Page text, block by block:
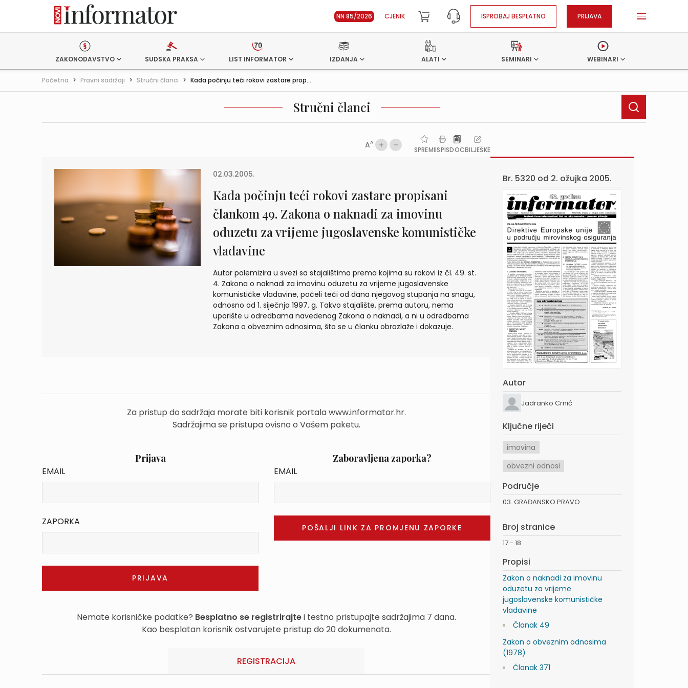
NN 85/2026 CJENIK ISPROBAJ BESPLATNO PRIJAVA
ZAKONODAVSTVO SUDSKA PRAKSA LIST INFORMATOR IZDANJA ALATI SEMINARI WEBINARI
Početna > Pravni sadržaji > Stručni članci > Kada počinju teći rokovi zastare prop...
Stručni članci
AA
SPREMIISPISDOCBILJEŠKE
02.03.2005.
Kada počinju teći rokovi zastare propisani
člankom 49. Zakona o naknadi za imovinu
oduzetu za vrijeme jugoslavenske komunističke
vladavine
Autor polemizira u svezi sa stajalištima prema kojima su rokovi iz čl. 49. st.
4. Zakona o naknadi za imovinu oduzetu za vrijeme jugoslavenske
komunističke vladavine, počeli teči od dana njegovog stupanja na snagu,
odnosno od 1. siječnja 1997. g. Takvo stajalište, prema autoru, nema
uporište u odredbama navedenog Zakona o naknadi, a ni u odredbama
Zakona o obveznim odnosima, što se u članku obrazlaže i dokazuje.
Za pristup do sadržaja morate biti korisnik portala www.informator.hr.
Sadržajima se pristupa ovisno o Vašem paketu.
Prijava
EMAIL
ZAPORKA
Zaboravljena zaporka?
EMAIL
Nemate korisničke podatke? Besplatno se registrirajtei testno pristupajte sadržajima 7 dana.
Kao besplatan korisnik ostvarujete pristup do 20 dokumenata.
REGISTRACIJA
Br. 5320 od 2. ožujka 2005.
Autor
Jadranko Crnić
Ključne riječi
imovina
obvezni odnosi
Područje
03. GRAĐANSKO PRAVO
Broj stranice
17 - 18
Propisi
Zakon o naknadi za imovinu
oduzetu za vrijeme
jugoslavenske komunističke
vladavine
Članak 49
Zakon o obveznim odnosima
(1978)
Članak 371